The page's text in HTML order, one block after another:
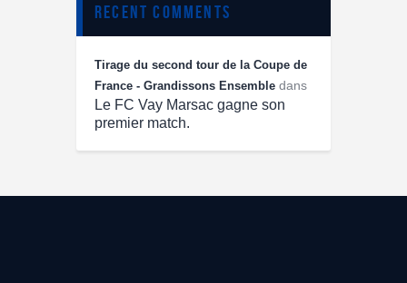
recent comments
Tirage du second tour de la Coupe de
France - Grandissons Ensemble dans
Le FC Vay Marsac gagne son
premier match.